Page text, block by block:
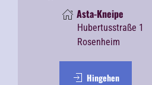
Asta-Kneipe
Hubertusstraße 1
Rosenheim
Hingehen